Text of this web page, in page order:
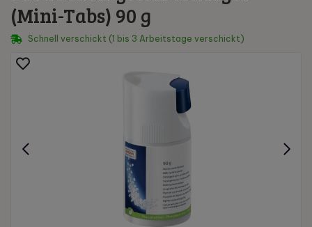
(Mini-Tabs) 90 g
Schnell verschickt (1 bis 3 Arbeitstage verschickt)